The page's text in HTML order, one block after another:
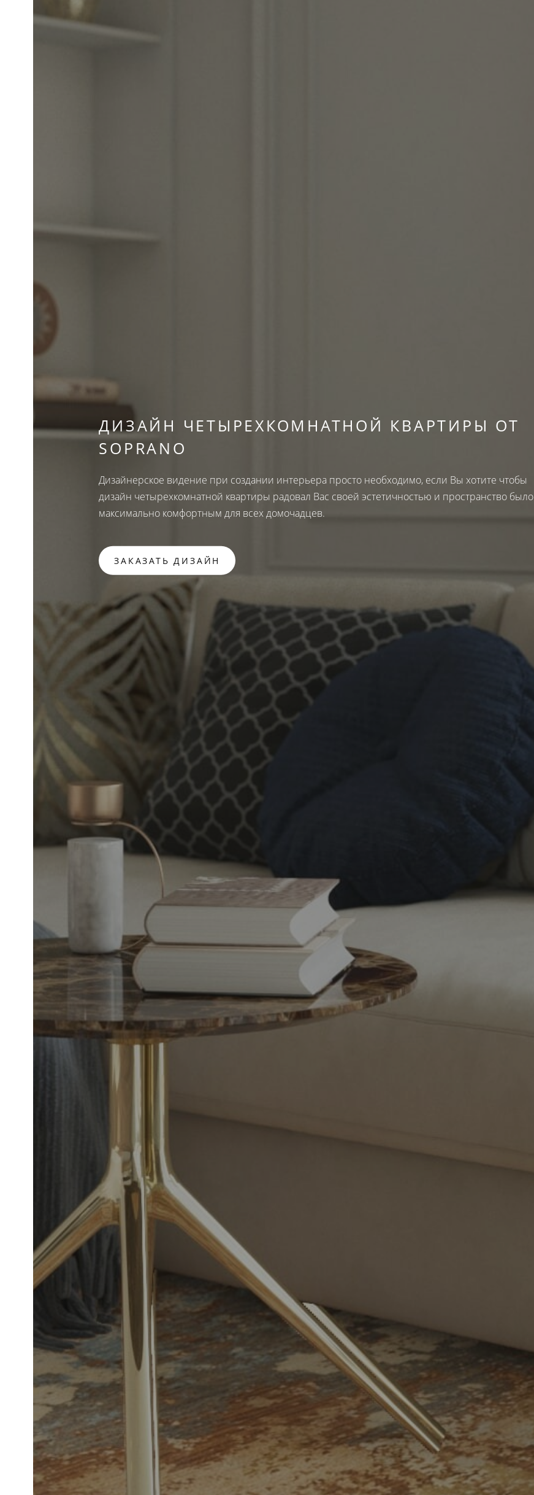
ДИЗАЙН ЧЕТЫРЕХКОМНАТНОЙ КВАРТИРЫ ОТ
SOPRANO
Дизайнерское видение при создании интерьера просто необходимо, если Вы хотите чтобы
дизайн четырехкомнатной квартиры радовал Вас своей эстетичностью и пространство было
максимально комфортным для всех домочадцев.
ЗАКАЗАТЬ ДИЗАЙН